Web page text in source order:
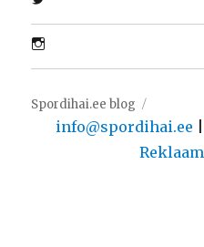
Spordihai.ee blog
info@spordihai.ee
Reklaam